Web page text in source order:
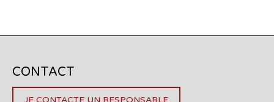
CONTACT
JE CONTACTE UN RESPONSABLE